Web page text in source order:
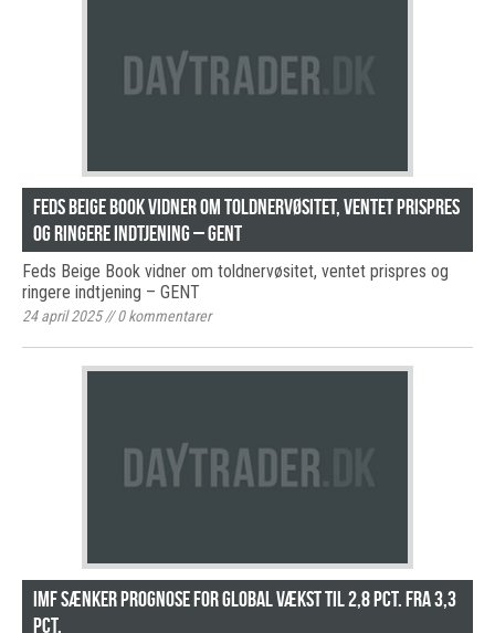
Feds Beige Book vidner om toldnervøsitet, ventet prispres
og ringere indtjening – GENT
Feds Beige Book vidner om toldnervøsitet, ventet prispres og
ringere indtjening – GENT
24 april 2025//0kommentarer
IMF sænker prognose for global vækst til 2,8 pct. fra 3,3
pct.